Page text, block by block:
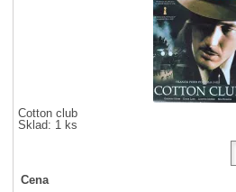
Cotton club
Sklad: 1 ks
Cena